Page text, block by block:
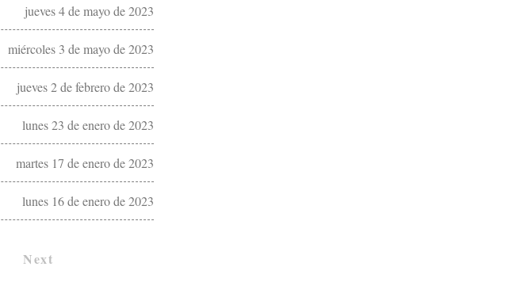
jueves 4 de mayo de 2023
miércoles 3 de mayo de 2023
jueves 2 de febrero de 2023
lunes 23 de enero de 2023
martes 17 de enero de 2023
lunes 16 de enero de 2023
Next